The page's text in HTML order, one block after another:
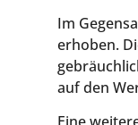
Im
erhoben.
auf den